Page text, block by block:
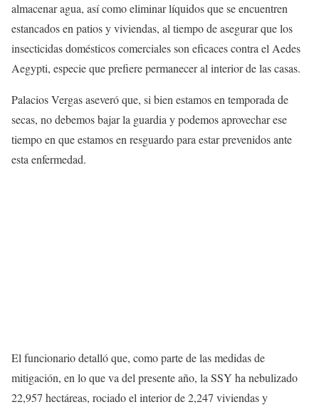
almacenar agua, así como eliminar líquidos que se encuentren
estancados en patios y viviendas, al tiempo de asegurar que los
insecticidas domésticos comerciales son eficaces contra el Aedes
Aegypti, especie que prefiere permanecer al interior de las casas.
Palacios Vergas aseveró que, si bien estamos en temporada de
secas, no debemos bajar la guardia y podemos aprovechar ese
tiempo en que estamos en resguardo para estar prevenidos ante
esta enfermedad.
El funcionario detalló que, como parte de las medidas de
mitigación, en lo que va del presente año, la SSY ha nebulizado
22,957 hectáreas, rociado el interior de 2,247 viviendas y